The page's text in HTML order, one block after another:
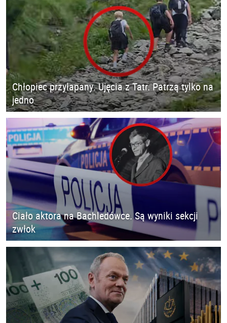
Chłopiec przyłapany. Ujęcia z Tatr. Patrzą tylko na
jedno
Ciało aktora na Bachledówce. Są wyniki sekcji
zwłok